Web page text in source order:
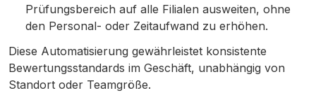
Prüfungsbereich auf alle Filialen ausweiten, ohne
den Personal- oder Zeitaufwand zu erhöhen.
Diese Automatisierung gewährleistet konsistente
Bewertungsstandards im Geschäft, unabhängig von
Standort oder Teamgröße.